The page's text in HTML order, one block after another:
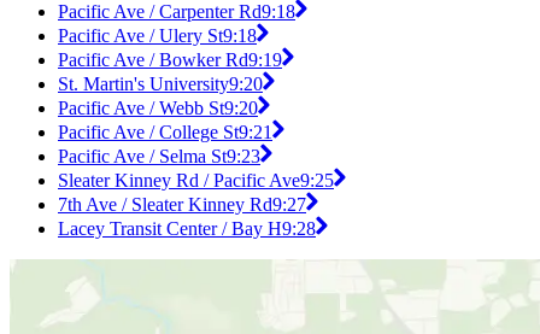
Pacific Ave / Carpenter Rd9:18
Pacific Ave / Ulery St9:18
Pacific Ave / Bowker Rd9:19
St. Martin's University9:20
Pacific Ave / Webb St9:20
Pacific Ave / College St9:21
Pacific Ave / Selma St9:23
Sleater Kinney Rd / Pacific Ave9:25
7th Ave / Sleater Kinney Rd9:27
Lacey Transit Center / Bay H9:28